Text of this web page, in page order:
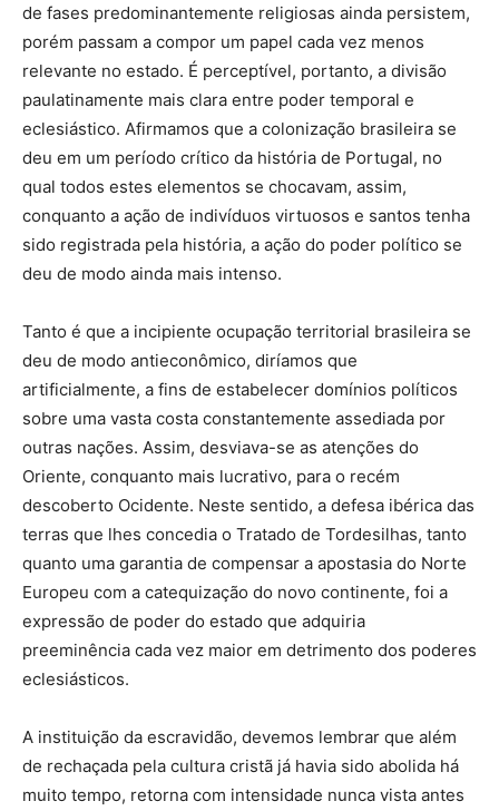
de fases predominantemente religiosas ainda persistem,
porém passam a compor um papel cada vez menos
relevante no estado. É perceptível, portanto, a divisão
paulatinamente mais clara entre poder temporal e
eclesiástico. Afirmamos que a colonização brasileira se
deu em um período crítico da história de Portugal, no
qual todos estes elementos se chocavam, assim,
conquanto a ação de indivíduos virtuosos e santos tenha
sido registrada pela história, a ação do poder político se
deu de modo ainda mais intenso.
Tanto é que a incipiente ocupação territorial brasileira se
deu de modo antieconômico, diríamos que
artificialmente, a fins de estabelecer domínios políticos
sobre uma vasta costa constantemente assediada por
outras nações. Assim, desviava-se as atenções do
Oriente, conquanto mais lucrativo, para o recém
descoberto Ocidente. Neste sentido, a defesa ibérica das
terras que lhes concedia o Tratado de Tordesilhas, tanto
quanto uma garantia de compensar a apostasia do Norte
Europeu com a catequização do novo continente, foi a
expressão de poder do estado que adquiria
preeminência cada vez maior em detrimento dos poderes
eclesiásticos.
A instituição da escravidão, devemos lembrar que além
de rechaçada pela cultura cristã já havia sido abolida há
muito tempo, retorna com intensidade nunca vista antes